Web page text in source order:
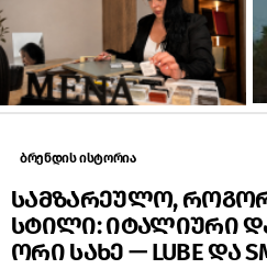
ბრენდის ისტორია
სამზარეულო,
სტილი: იტალიური
ორი სახე — LUBE და